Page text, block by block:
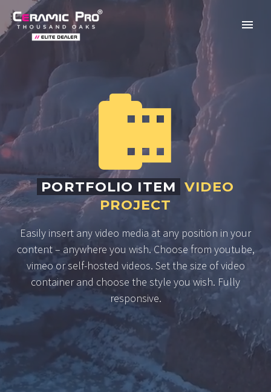


PORTFOLIO ITEM VIDEO
PROJECT
Easily insert any video media at any position in your
content – anywhere you wish. Choose from youtube,
vimeo or self-hosted videos. Set the size of video
container and choose the style you wish. Fully
responsive.